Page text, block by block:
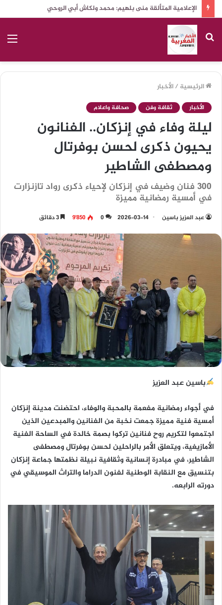
بحث
عن
الرئيسية /الأخبار
الأخبار ثقافة وفن صحافة واعلام
ليلة وفاء في إنزكان.. الفنانون
يحيون ذكرى لحسن بوفرتال
ومصطفى الشاطير
300 فنان وضيف في إنزكان لإحياء ذكرى رواد تازنزارت
في أمسية رمضانية مميزة
عبد العزيز باسين 2026-03-14
0 9٬850
باسين عبد العزيز
في أجواء رمضانية مفعمة بالمحبة والوفاء، احتضنت مدينة إنزكان
أمسية فنية مميزة جمعت نخبة من الفنانين والمبدعين الذين
اجتمعوا لتكريم روح فنانين تركوا بصمة خالدة في الساحة الفنية
الأمازيغية، ويتعلق الأمر بالراحلين لحسن بوفرتال ومصطفى
الشاطير، في مبادرة إنسانية وثقافية نبيلة نظمتها جماعة إنزكان
بتنسيق مع النقابة الوطنية لفنون الدراما والتراث الموسيقي في
دورته الرابعه.